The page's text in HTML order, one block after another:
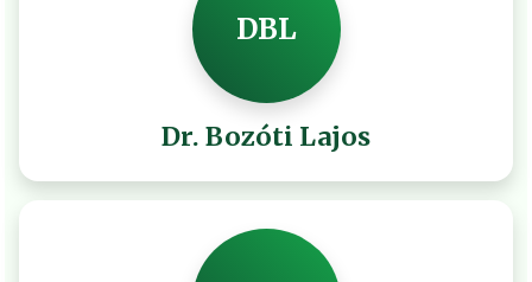
DBL
Dr. Bozóti Lajos